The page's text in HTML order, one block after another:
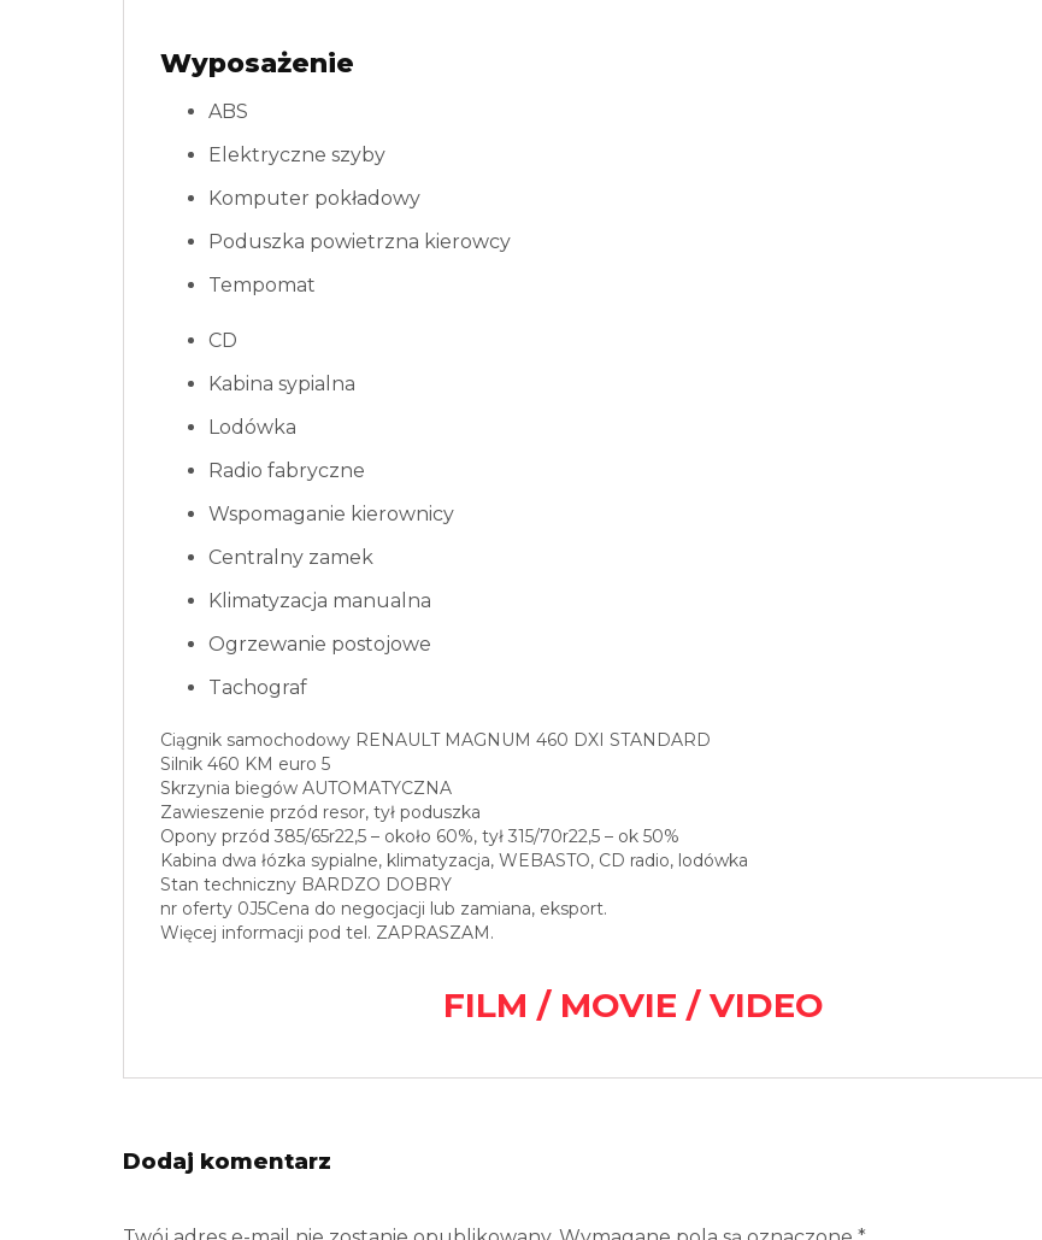
Wyposażenie
ABS
Elektryczne szyby
Komputer pokładowy
Poduszka powietrzna kierowcy
Tempomat
CD
Kabina sypialna
Lodówka
Radio fabryczne
Wspomaganie kierownicy
Centralny zamek
Klimatyzacja manualna
Ogrzewanie postojowe
Tachograf
Ciągnik samochodowy RENAULT MAGNUM 460 DXI STANDARD
Silnik 460 KM euro 5
Skrzynia biegów AUTOMATYCZNA
Zawieszenie przód resor, tył poduszka
Opony przód 385/65r22,5 – około 60%, tył 315/70r22,5 – ok 50%
Kabina dwa łózka sypialne, klimatyzacja, WEBASTO, CD radio, lodówka
Stan techniczny BARDZO DOBRY
nr oferty 0J5Cena do negocjacji lub zamiana, eksport.
Więcej informacji pod tel. ZAPRASZAM.
FILM / MOVIE / VIDEO
Dodaj komentarz